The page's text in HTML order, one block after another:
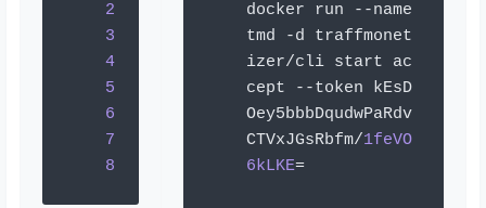
2
3
4
5
6
7
8
docker run
--name
tmd
-d traffmonet
izer/cli start ac
cept
--token kEsD
Oey5bbbDqudwPaRdv
CTVxJGsRbfm/1feVO
6kLKE=